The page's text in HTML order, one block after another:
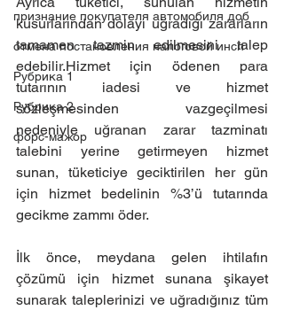
признание покупателя автомобиля доб
отмена постановления налоговой инсп
Рубрика 1
Рубрика 2
форс-мажор
kusurlarından dolayı uğradığı zararların
tamamen tazmin edilmesini talep
edebilir.Hizmet için ödenen para
tutarının iadesi ve hizmet
sözleşmesinden vazgeçilmesi
nedeniyle uğranan zarar tazminatı
talebini yerine getirmeyen hizmet
sunan, tüketiciye geciktirilen her gün
için hizmet bedelinin %3’ü tutarında
gecikme zammı öder.
İlk önce, meydana gelen ihtilafın
çözümü için hizmet sunana şikayet
sunarak taleplerinizi ve uğradığınız tüm